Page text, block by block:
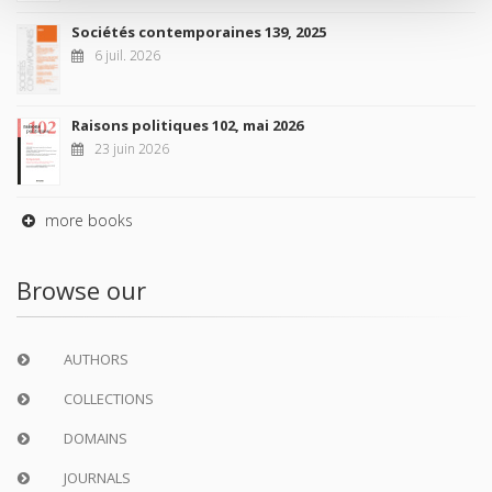
Sociétés contemporaines 139, 2025
6 juil. 2026
Raisons politiques 102, mai 2026
23 juin 2026
more books
Browse our
AUTHORS
COLLECTIONS
DOMAINS
JOURNALS